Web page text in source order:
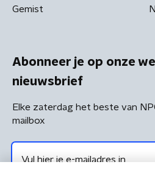
Gemist
Abonneer je op onze
nieuwsbrief
Elke zaterdag het beste van
mailbox